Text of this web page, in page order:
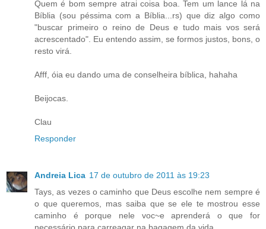
Quem é bom sempre atrai coisa boa. Tem um lance lá na
Bíblia (sou péssima com a Bíblia...rs) que diz algo como
"buscar primeiro o reino de Deus e tudo mais vos será
acrescentado". Eu entendo assim, se formos justos, bons, o
resto virá.
Afff, óia eu dando uma de conselheira bíblica, hahaha
Beijocas.
Clau
Responder
Andreia Lica 17 de outubro de 2011 às 19:23
Tays, as vezes o caminho que Deus escolhe nem sempre é
o que queremos, mas saiba que se ele te mostrou esse
caminho é porque nele voc~e aprenderá o que for